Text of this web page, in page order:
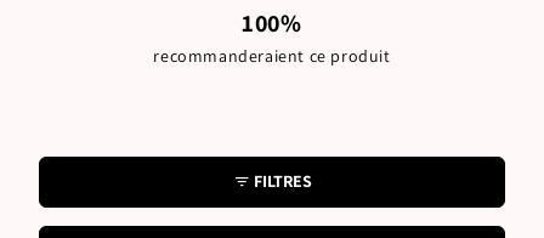
100%
recommanderaient ce produit
FILTRES